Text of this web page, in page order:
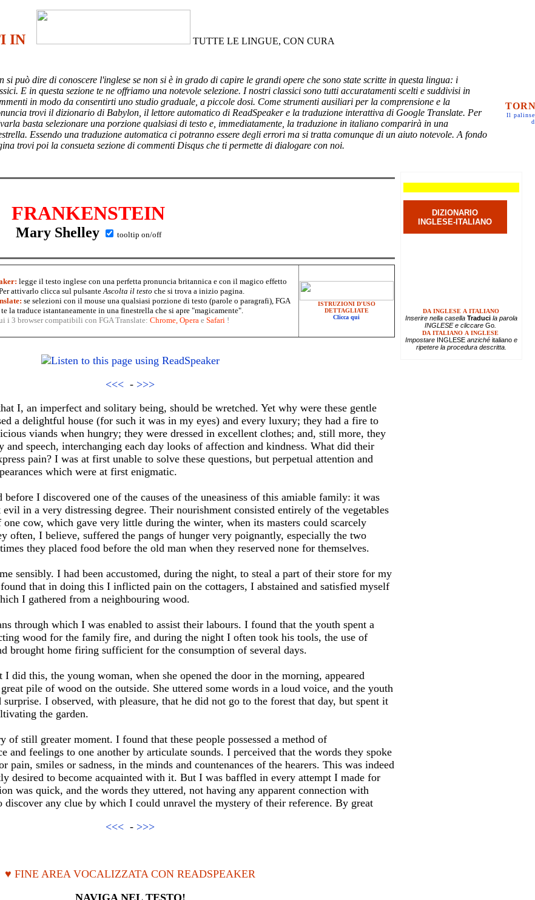
IN TUTTE LE LINGUE, CON CURA
si può dire di conoscere l'inglese se non si è in grado di capire le grandi opere che sono state scritte in questa lingua: i
E in questa sezione te ne offriamo una notevole selezione. I nostri classici sono tutti accuratamenti scelti e suddivisi in
in modo da consentirti uno studio graduale, a piccole dosi. Come strumenti ausiliari per la comprensione e la
trovi il dizionario di Babylon, il lettore automatico di ReadSpeaker e la traduzione interattiva di Google Translate. Per
basta selezionare una porzione qualsiasi di testo e, immediatamente, la traduzione in italiano comparirà in una
Essendo una traduzione automatica ci potranno essere degli errori ma si tratta comunque di un aiuto notevole. A fondo
trovi poi la consueta sezione di commenti Disqus che ti permette di dialogare con noi.
Il
FRANKENSTEIN
Mary Shelley tooltip on/off
legge il testo inglese con una perfetta pronuncia britannica e con il magico effetto
attivarlo clicca sul pulsanteAscolta il testo che si trova a inizio pagina.
se selezioni con il mouse una qualsiasi porzione di testo (parole o paragrafi), FGA
la traduce istantaneamente in una finestrella che si apre "magicamente".
i 3 browser compatibili con FGA Translate: Chrome, Operae Safari !
ISTRUZIONI D'USO
DETTAGLIATE
Clicca qui
<<< - >>>
I, an imperfect and solitary being, should be wretched. Yet why were these gentle
a delightful house (for such it was in my eyes) and every luxury; they had a fire to
viands when hungry; they were dressed in excellent clothes; and, still more, they
and speech, interchanging each day looks of affection and kindness. What did their
pain? I was at first unable to solve these questions, but perpetual attention and
which were at first enigmatic.
before I discovered one of the causes of the uneasiness of this amiable family: it was
in a very distressing degree. Their nourishment consisted entirely of the vegetables
cow, which gave very little during the winter, when its masters could scarcely
often, I believe, suffered the pangs of hunger very poignantly, especially the two
they placed food before the old man when they reserved none for themselves.
sensibly. I had been accustomed, during the night, to steal a part of their store for my
that in doing this I inflicted pain on the cottagers, I abstained and satisfied myself
I gathered from a neighbouring wood.
through which I was enabled to assist their labours. I found that the youth spent a
wood for the family fire, and during the night I often took his tools, the use of
brought home firing sufficient for the consumption of several days.
did this, the young woman, when she opened the door in the morning, appeared
pile of wood on the outside. She uttered some words in a loud voice, and the youth
surprise. I observed, with pleasure, that he did not go to the forest that day, but spent it
the garden.
of still greater moment. I found that these people possessed a method of
and feelings to one another by articulate sounds. I perceived that the words they spoke
pain, smiles or sadness, in the minds and countenances of the hearers. This was indeed
desired to become acquainted with it. But I was baffled in every attempt I made for
was quick, and the words they uttered, not having any apparent connection with
discover any clue by which I could unravel the mystery of their reference. By great
<<< - >>>
♥ FINE AREA VOCALIZZATA CON READSPEAKER
NAVIGA NEL TESTO!
DIZIONARIO
INGLESE-ITALIANO
DA INGLESE A ITALIANO
Inserire nella casella Traducila parola
INGLESE e cliccare Go.
DA ITALIANO A INGLESE
Impostare INGLESEanziché italianoe
ripetere la procedura descritta.